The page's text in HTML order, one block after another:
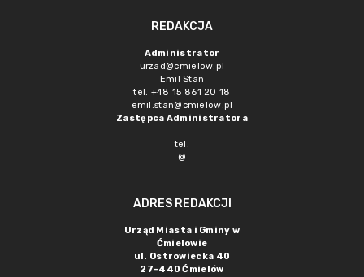
REDAKCJA
Administrator
urzad@cmielow.pl
Emil Stan
tel. +48 15 861 20 18
emil.stan@cmielow.pl
Zastępca Administratora
tel.
@
ADRES REDAKCJI
Urząd Miasta i Gminy w
Ćmielowie
ul. Ostrowiecka 40
27-440 Ćmielów